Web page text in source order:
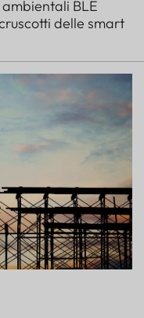
BLE
delle smart